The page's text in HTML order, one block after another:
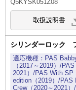
Q5KYSK051Z08
シリンダーロック
PAS
（2017～2019）/
2021）/PAS With SP
edition（2019）/PAS
Crew（2020～2021